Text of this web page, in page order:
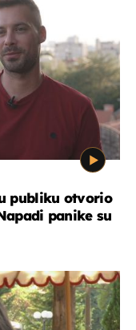
publiku otvorio
panike su